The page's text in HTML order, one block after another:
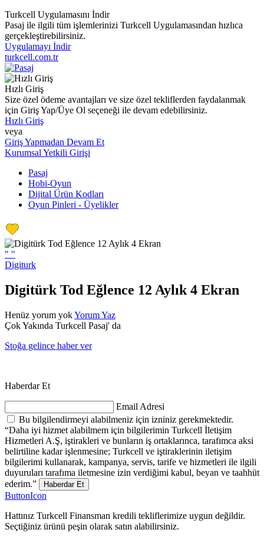
Turkcell Uygulamasını İndir
Pasaj ile ilgili tüm işlemlerinizi Turkcell Uygulamasından hızlıca
gerçekleştirebilirsiniz.
Uygulamayı İndir
turkcell.com.tr
Hızlı Giriş
Size özel ödeme avantajları ve size özel tekliflerden faydalanmak
için Giriş Yap/Üye Ol seçeneği ile devam edebilirsiniz.
Hızlı Giriş
veya
Giriş Yapmadan Devam Et
Kurumsal Yetkili Girişi
Pasaj
Hobi-Oyun
Dijital Ürün Kodları
Oyun Pinleri - Üyelikler
" "
Digiturk
Digitürk Tod Eğlence 12 Aylık 4 Ekran
Henüz yorum yokYorum Yaz
Çok Yakında Turkcell Pasaj' da
Stoğa gelince haber ver
Haberdar Et
Email Adresi
Bu bilgilendirmeyi alabilmeniz için izniniz gerekmektedir.
“Daha iyi hizmet alabilmem için bilgilerimin Turkcell İletişim
Hizmetleri A.Ş, iştirakleri ve bunların iş ortaklarınca, tarafımca aksi
belirtiline kadar işlenmesine; Turkcell ve iştiraklerinin iletişim
bilgilerimi kullanarak, kampanya, servis, tarife ve hizmetleri ile ilgili
duyuruları tarafıma iletmesine izin verdiğimi kabul, beyan ve taahhüt
ederim.”
Haberdar Et
ButtonIcon
Hattınız Turkcell Finansman kredili tekliflerimize uygun değildir.
Seçtiğiniz ürünü peşin olarak satın alabilirsiniz.